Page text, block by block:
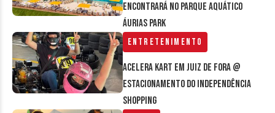
encontrará no parque aquático
Áurias Park
Entretenimento
Acelera Kart em Juiz de Fora @
estacionamento do Independência
Shopping